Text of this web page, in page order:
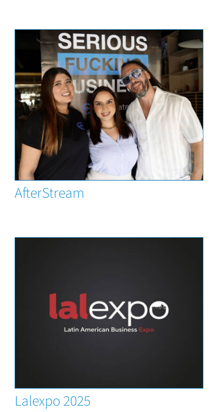
News
AfterStream
News
Lalexpo 2025